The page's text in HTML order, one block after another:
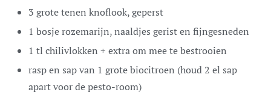
3 grote tenen knoflook,geperst
1 bosje rozemarijn,naaldjes gerist en fijngesneden
1 tl chilivlokken + extra om mee te bestrooien
rasp en sap van 1 grotebiocitroen (houd 2 el sap
apart voor de pesto-room)